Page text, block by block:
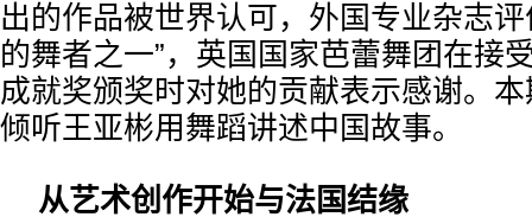
出的作品被世界认可，外国专业杂志
的舞者之一”，英国国家芭蕾舞团在接
成就奖颁奖时对她的贡献表示感谢。
倾听王亚彬用舞蹈讲述中国故事。
从艺术创作开始与法国结缘